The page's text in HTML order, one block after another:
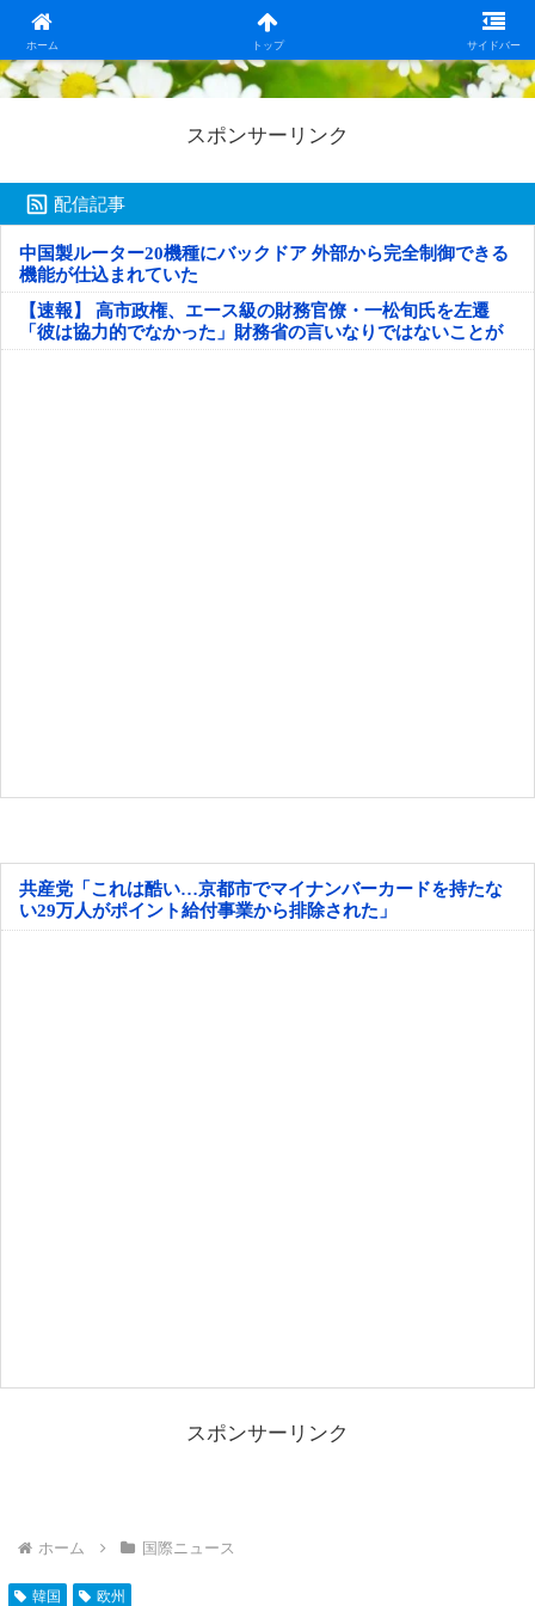
ホーム トップ サイドバー
日本第一！ニュース録
スポンサーリンク
配信記事
中国製ルーター20機種にバックドア 外部から完全制御できる
機能が仕込まれていた
【速報】 高市政権、エース級の財務官僚・一松旬氏を左遷
「彼は協力的でなかった」財務省の言いなりではないことが
判明
共産党「これは酷い…京都市でマイナンバーカードを持たな
い29万人がポイント給付事業から排除された」
スポンサーリンク
ホーム 国際ニュース
韓国 欧州